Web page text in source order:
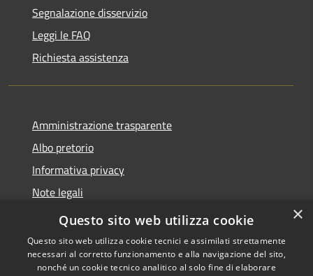
Segnalazione disservizio
Leggi le FAQ
Richiesta assistenza
Amministrazione trasparente
Albo pretorio
Informativa privacy
Note legali
Dichiarazione di accessibilità
×
Questo sito web utilizza cookie
Questo sito web utilizza cookie tecnici e assimilati strettamente
necessari al corretto funzionamento e alla navigazione del sito,
nonché un cookie tecnico analitico al solo fine di elaborare